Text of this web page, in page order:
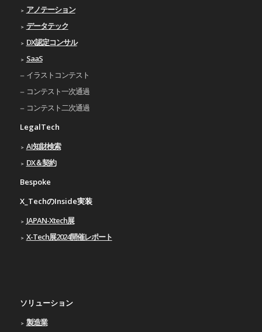
アノテーション
データテック
DX認定コンサル
SaaS
イラストコンテスト
コンテスト一次通過
コンテスト二次通過
LegalTech
AI知財検索
DX＆契約
Bespoke
X_TechのInside実装
JAPAN-Xtech展
X-Tech展2024開催レポート
ソリューション
製造業